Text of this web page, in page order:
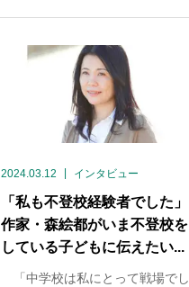
2024.03.12 インタビュー
「私も不登校経験者でした」
作家・森絵都がいま不登校を
している子どもに伝えたい...
「中学校は私にとって戦場でし